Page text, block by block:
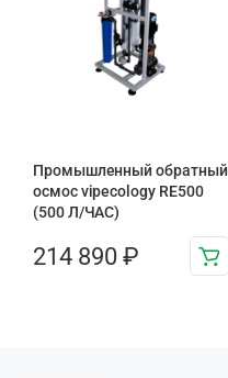
Промышленный обратный
осмос vipecology RE500
(500 Л/ЧАС)
214 890 ₽